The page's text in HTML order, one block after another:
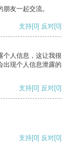
友一起交流。
支持[0] 反对[0]
个人信息，这让我很
出现个人信息泄露的
支持[0] 反对[0]
支持[0] 反对[0]